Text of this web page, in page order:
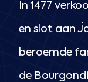
In 1477
en slot aan
beroemde
de